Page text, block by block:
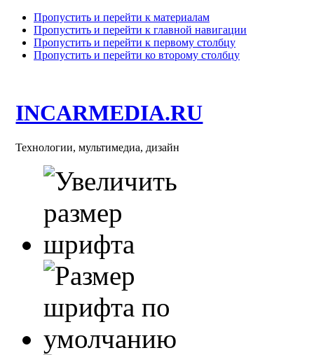
Пропустить и перейти к материалам
Пропустить и перейти к главной навигации
Пропустить и перейти к первому столбцу
Пропустить и перейти ко второму столбцу
INCARMEDIA.RU
Технологии, мультимедиа, дизайн